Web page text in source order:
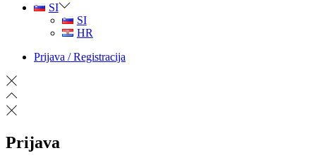
SI
SI
HR
Prijava / Registracija
Prijava